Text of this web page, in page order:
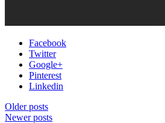
Facebook
Twitter
Google+
Pinterest
Linkedin
Older posts
Newer posts